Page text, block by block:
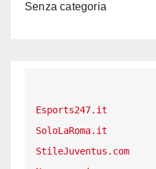
Senza categoria
Esports247.it
SoloLaRoma.it
StileJuventus.com